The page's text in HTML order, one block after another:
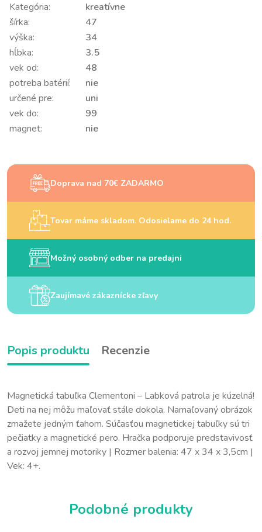
Kategória:
kreatívne
šírka:
47
výška:
34
hĺbka:
3.5
vek od:
48
potreba batérií:
nie
určené pre:
uni
vek do:
99
magnet:
nie
Doprava nad 70€ ZADARMO
Tovar máme skladom. Odosielame do 24 hod.
Možný osobný odber na predajni
Zaujímavé zákaznícke zľavy
Popis produktu Recenzie
Magnetická tabuľka Clementoni – Labková patrola je kúzelná!
Deti na nej môžu maľovať stále dokola. Namaľovaný obrázok
zmažete jedným ťahom. Súčasťou magnetickej tabuľky sú tri
pečiatky a magnetické pero. Hračka podporuje predstavivosť
a rozvoj jemnej motoriky | Rozmer balenia: 47 x 34 x 3,5cm |
Vek: 4+.
Podobné produkty